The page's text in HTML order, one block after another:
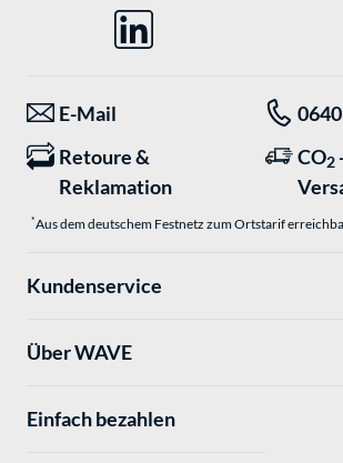
E-Mail
Retoure &
Reklamation
CO2
*Aus dem deutschem Festnetz zum Ortstarif
Kundenservice
Über WAVE
Einfach bezahlen